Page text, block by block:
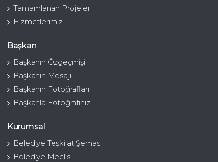
Tamamlanan Projeler
Hizmetlerimiz
Başkan
Başkanın Özgeçmişi
Başkanın Mesajı
Başkanın Fotoğrafları
Başkanla Fotoğrafınız
Kurumsal
Belediye Teşkilat Şeması
Belediye Meclisi